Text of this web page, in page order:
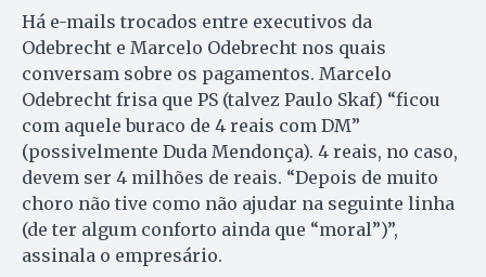
Há e-mails trocados entre executivos da
Odebrecht e Marcelo Odebrecht nos quais
conversam sobre os pagamentos. Marcelo
Odebrecht frisa que PS (talvez Paulo Skaf) “ficou
com aquele buraco de 4 reais com DM”
(possivelmente Duda Mendonça). 4 reais, no caso,
devem ser 4 milhões de reais. “Depois de muito
choro não tive como não ajudar na seguinte linha
(de ter algum conforto ainda que “moral”)”,
assinala o empresário.